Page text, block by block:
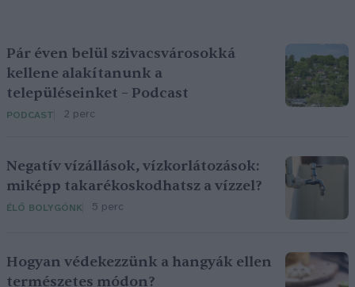
Pár éven belül szivacsvárosokká
kellene alakítanunk a
településeinket – Podcast
PODCAST 2 perc
Negatív vízállások, vízkorlátozások:
miképp takarékoskodhatsz a vízzel?
ÉLŐ BOLYGÓNK 5 perc
Hogyan védekezzünk a hangyák ellen
természetes módon?